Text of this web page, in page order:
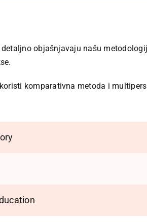
objašnjavaju našu
komparativna metoda i